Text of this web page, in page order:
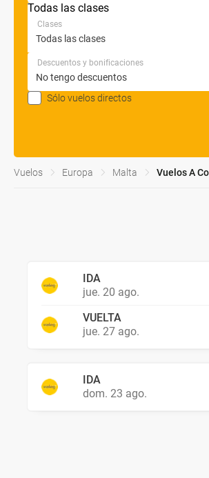
Todas las clases
Clases
Descuentos y bonificaciones
Sólo vuelos directos
Vuelos Europa Malta Vuelos A
IDA
jue. 20 ago.
VUELTA
jue. 27 ago.
IDA
dom. 23 ago.